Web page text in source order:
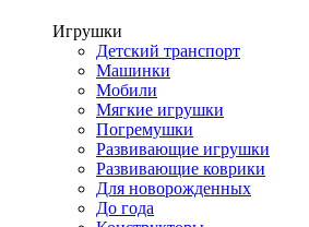
Игрушки
Детский транспорт
Машинки
Мобили
Мягкие игрушки
Погремушки
Развивающие игрушки
Развивающие коврики
Для новорожденных
До года